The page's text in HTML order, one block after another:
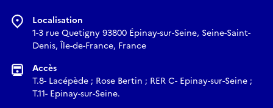
Localisation
1-3 rue Quetigny 93800 Épinay-sur-Seine, Seine-Saint-
Denis, Île-de-France, France
Accès
T.8- Lacépède ; Rose Bertin ; RER C- Epinay-sur-Seine ;
T.11- Epinay-sur-Seine.